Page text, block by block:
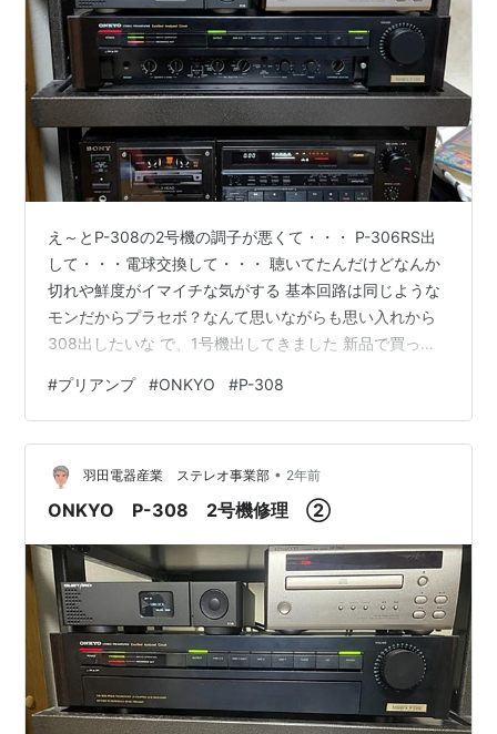
え～とP-308の2号機の調子が悪くて・・・ P-306RS出
して・・・電球交換して・・・ 聴いてたんだけどなんか
切れや鮮度がイマイチな気がする 基本回路は同じような
モンだからプラセボ？なんて思いながらも思い入れから
308出したいな で、1号機出してきました 新品で買った
メーターが示す通り2号機の不調であるREC OUTも問題
なし しかしながらながら・・・ 低音薄い～ 時間を置い
た人間の聴覚の記憶なんざ当てにはならんと思ってはい
ますが P-308の2号機鳴らしてP-306RS鳴らしてその後
の1号機明らかに低音薄いから単なるプラセボとは…
#プリアンプ #ONKYO #P-308
羽田電器産業 ステレオ事業部 • 2年前
ONKYO P-308 2号機修理 ②